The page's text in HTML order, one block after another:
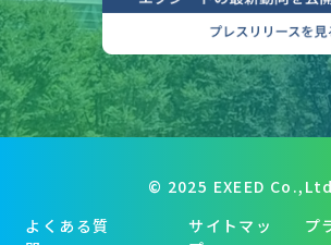
© 2025 EXEED
よくある質
サイトマッ
プ